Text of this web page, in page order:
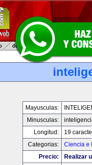
Mayusculas:
Minusculas:
Longitud:
19
Categorias:
Ciencia e
Precio:
Realizar